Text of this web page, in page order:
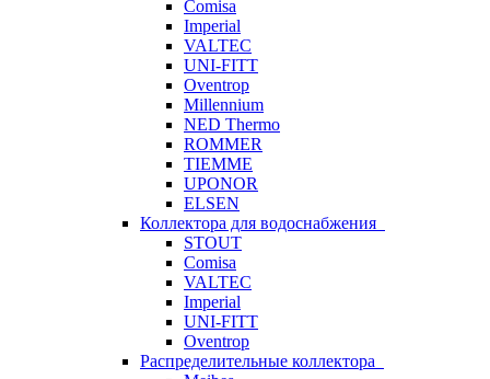
Comisa
Imperial
VALTEC
UNI-FITT
Oventrop
Millennium
NED Thermo
ROMMER
TIEMME
UPONOR
ELSEN
Коллектора для водоснабжения
STOUT
Comisa
VALTEC
Imperial
UNI-FITT
Oventrop
Распределительные коллектора